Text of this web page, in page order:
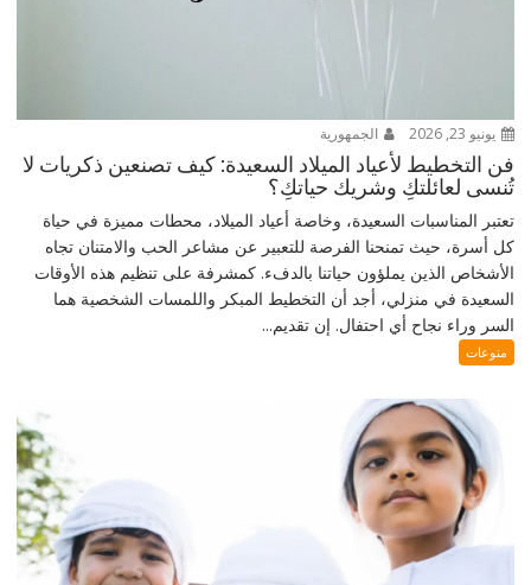
يونيو 23, 2026 الجمهورية
فن التخطيط لأعياد الميلاد السعيدة: كيف تصنعين ذكريات لا
تُنسى لعائلتكِ وشريك حياتكِ؟
تعتبر المناسبات السعيدة، وخاصة أعياد الميلاد، محطات مميزة في حياة
كل أسرة، حيث تمنحنا الفرصة للتعبير عن مشاعر الحب والامتنان تجاه
الأشخاص الذين يملؤون حياتنا بالدفء. كمشرفة على تنظيم هذه الأوقات
السعيدة في منزلي، أجد أن التخطيط المبكر واللمسات الشخصية هما
السر وراء نجاح أي احتفال. إن تقديم...
منوعات